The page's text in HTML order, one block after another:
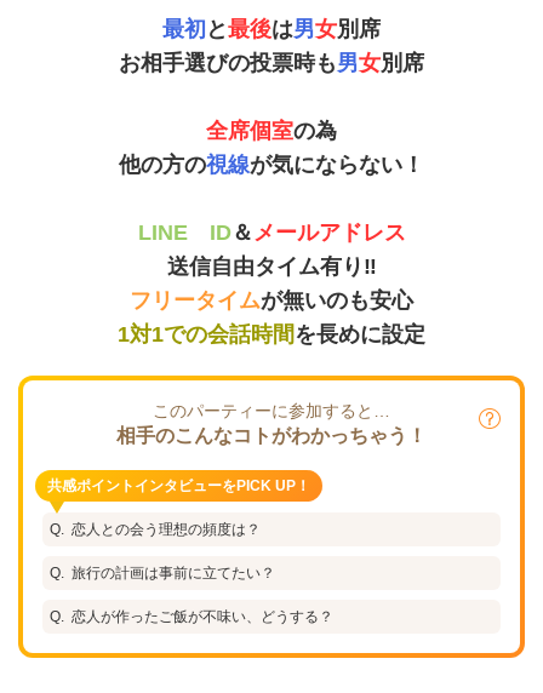
最初 と最後は男女別席
お相手選びの投票時も男女別席
全席個室の為
他の方の視線が気にならない！
LINE ID＆ メールアドレス
送信自由タイム有り‼
フリータイムが無いのも安心
1対1での会話時間 を長めに設定
このパーティーに参加すると…
相手のこんなコトがわかっちゃう！
共感ポイントインタビューをPICK UP！
恋人との会う理想の頻度は？
旅行の計画は事前に立てたい？
恋人が作ったご飯が不味い、どうする？